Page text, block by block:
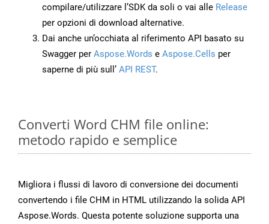
compilare/utilizzare l’SDK da soli o vai alle Release
per opzioni di download alternative.
Dai anche un’occhiata al riferimento API basato su
Swagger per Aspose.Words e Aspose.Cells per
saperne di più sull’ API REST.
Converti Word CHM file online:
metodo rapido e semplice
Migliora i flussi di lavoro di conversione dei documenti
convertendo i file CHM in HTML utilizzando la solida API
Aspose.Words. Questa potente soluzione supporta una